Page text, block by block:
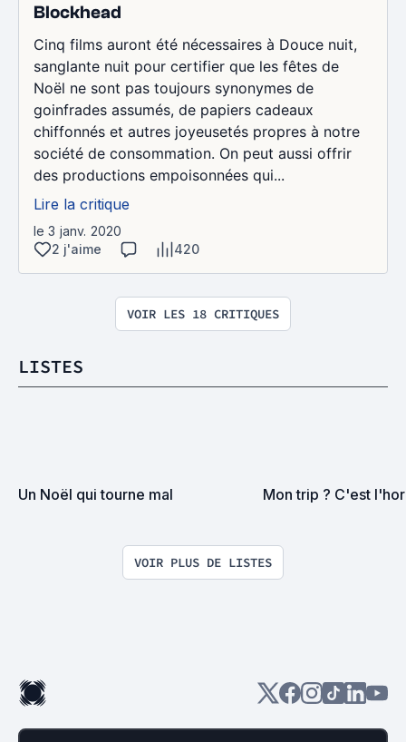
Blockhead
Cinq films auront été nécessaires à Douce nuit,
sanglante nuit pour certifier que les fêtes de
Noël ne sont pas toujours synonymes de
goinfrades assumés, de papiers cadeaux
chiffonnés et autres joyeusetés propres à notre
société de consommation. On peut aussi offrir
des productions empoisonnées qui...
Lire la critique
le 3 janv. 2020
2 j'aime
420
VOIR LES 18 CRITIQUES
LISTES
Un Noël qui tourne mal Mon trip ? C'est
VOIR PLUS DE LISTES